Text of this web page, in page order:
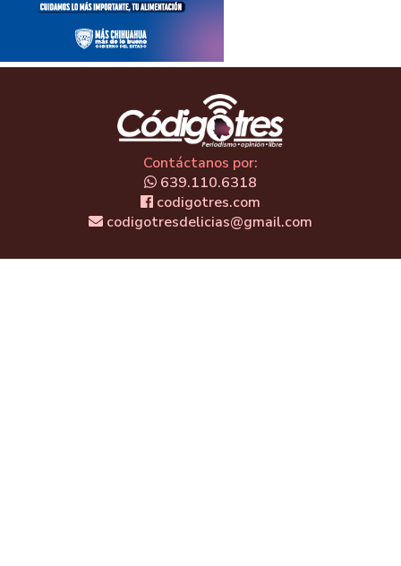
Contáctanos por:
639.110.6318
codigotres.com
codigotresdelicias@gmail.com